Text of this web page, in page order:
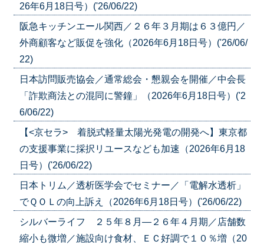
26年6月18日号）('26/06/22)
阪急キッチンエール関西／２６年３月期は６３億円／
外商顧客など販促を強化（2026年6月18日号）('26/06/
22)
日本訪問販売協会／通常総会・懇親会を開催／中会長
「詐欺商法との混同に警鐘」（2026年6月18日号）('2
6/06/22)
【<京セラ> 着脱式軽量太陽光発電の開発へ】東京都
の支援事業に採択リユースなども加速（2026年6月18
日号）('26/06/22)
日本トリム／透析医学会でセミナー／「電解水透析」
でＱＯＬの向上訴え（2026年6月18日号）('26/06/22)
シルバーライフ ２５年８月―２６年４月期／店舗数
縮小も微増／施設向け食材、ＥＣ好調で１０％増（20